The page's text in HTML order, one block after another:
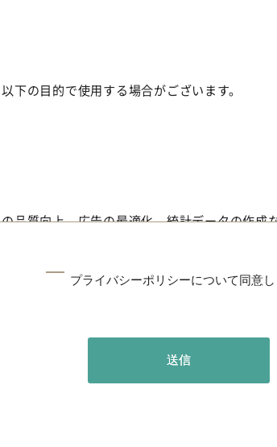
下の目的で使用する場合がございます。
品質向上、広告の最適化、統計データの作成
ーザーの個人情報を第三者と共有・開示しま
プライバシーポリシーについて同意し
送信